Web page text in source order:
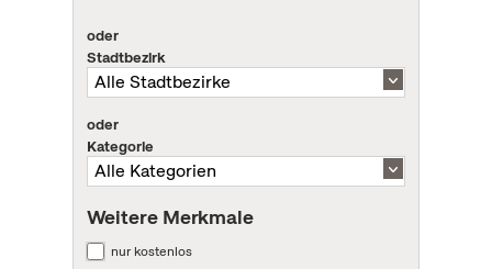
oder
Stadtbezirk
oder
Kategorie
Weitere Merkmale
nur kostenlos